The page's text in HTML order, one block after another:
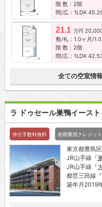
階 数：2階
間/広：1LDK
21.1 万円
敷/礼：1.0ヶ月/1.0
階 数：2階
間/広：1LDK
全ての空室情
ラ ドゥセール巣鴨イースト
仲介手数料無料 初期費用クレジッ
東京都豊島
JR山手線『
JR山手線『
都営三田線『
築年月2019